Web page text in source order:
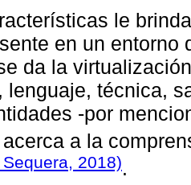
le
en un entorno
da la
lenguaje, técnica,
-por
a la
2018).